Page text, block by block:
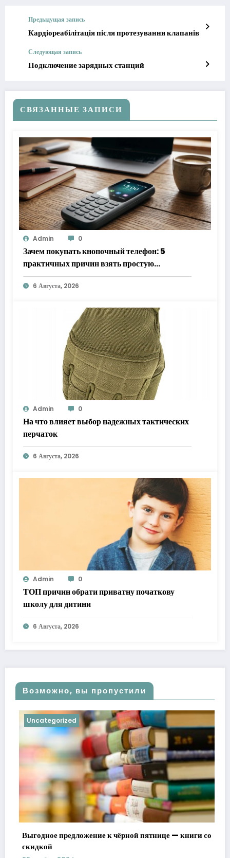
Предыдущая запись
Кардіореабілітація після протезування клапанів
Следующая запись
Подключение зарядных станций
СВЯЗАННЫЕ ЗАПИСИ
Admin 0
Зачем покупать кнопочный телефон: 5
практичных причин взять простую
«звонилку»
6 Августа, 2026
Admin 0
На что влияет выбор надежных тактических
перчаток
6 Августа, 2026
Admin 0
ТОП причин обрати приватну початкову
школу для дитини
6 Августа, 2026
Возможно, вы пропустили
Uncategorized
Выгодное предложение к чёрной пятнице — книги со
скидкой